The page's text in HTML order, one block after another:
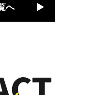
へ